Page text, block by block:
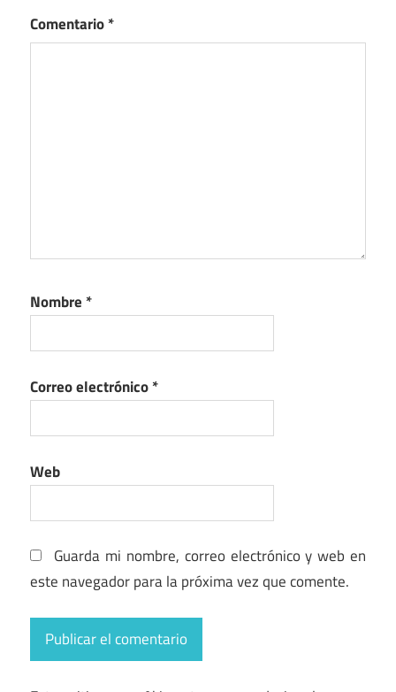
Comentario*
Nombre *
Correo electrónico*
Web
Guarda mi nombre, correo electrónico y web en
este navegador para la próxima vez que comente.